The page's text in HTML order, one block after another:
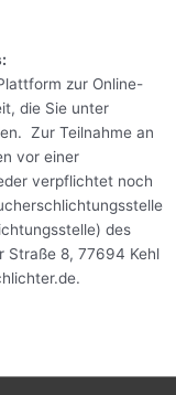
zur Online-
die Sie unter
Zur Teilnahme an
vor einer
verpflichtet noch
des
Straße 8, 77694 Kehl